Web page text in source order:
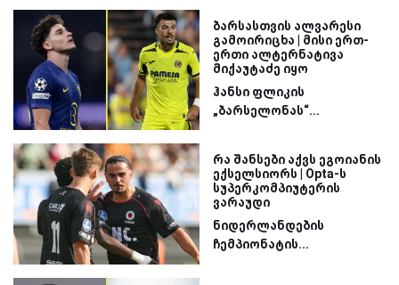
ბარსასთვის ალვარესი
გამოირიცხა | მისი ერთ-
ერთი ალტერნატივა
მიქაუტაძე იყო
ჰანსი ფლიკის
„ბარსელონას“...
რა შანსები აქვს ეგოიანის
ექსელსიორს | Opta-ს
სუპერკომპიუტერის
ვარაუდი
ნიდერლანდების
ჩემპიონატის...